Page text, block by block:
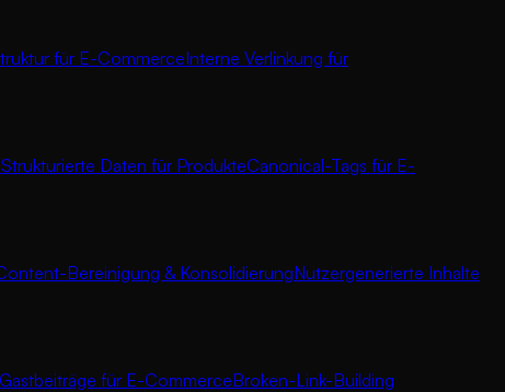
für E-CommerceInterne Verlinkung für
Strukturierte Daten für ProdukteCanonical-Tags für E-
Bereinigung & KonsolidierungNutzergenerierte Inhalte
Gastbeiträge für E-CommerceBroken-Link-Building